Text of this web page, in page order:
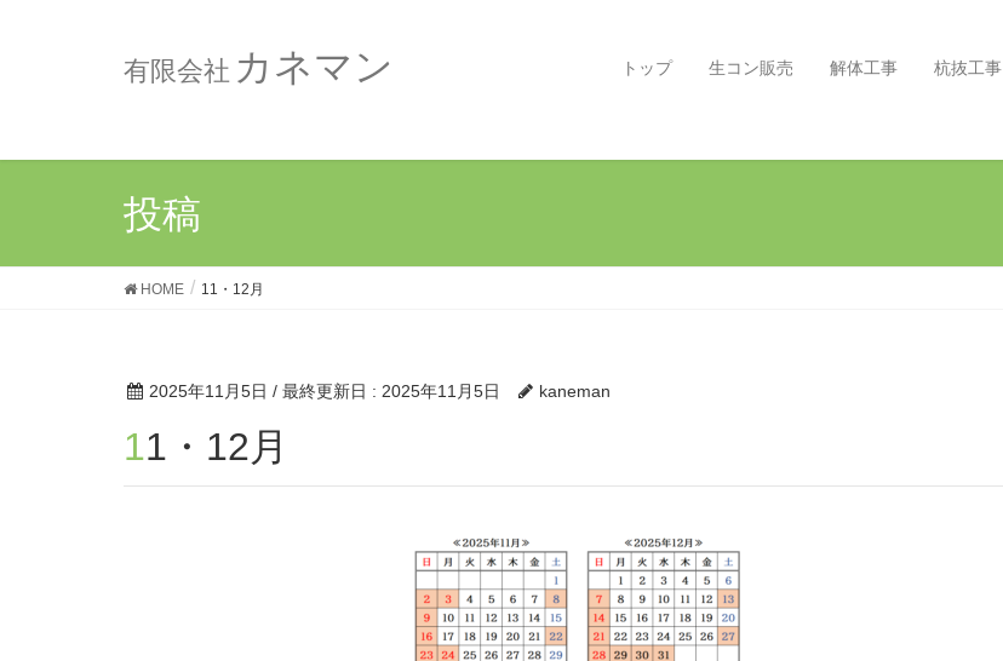
有限会社 カネマン トップ 生コン販売 解体工事 杭抜工事
投稿
HOME 11・12月
2025年11月5日 / 最終更新日 : 2025年11月5日 kaneman
11・12月